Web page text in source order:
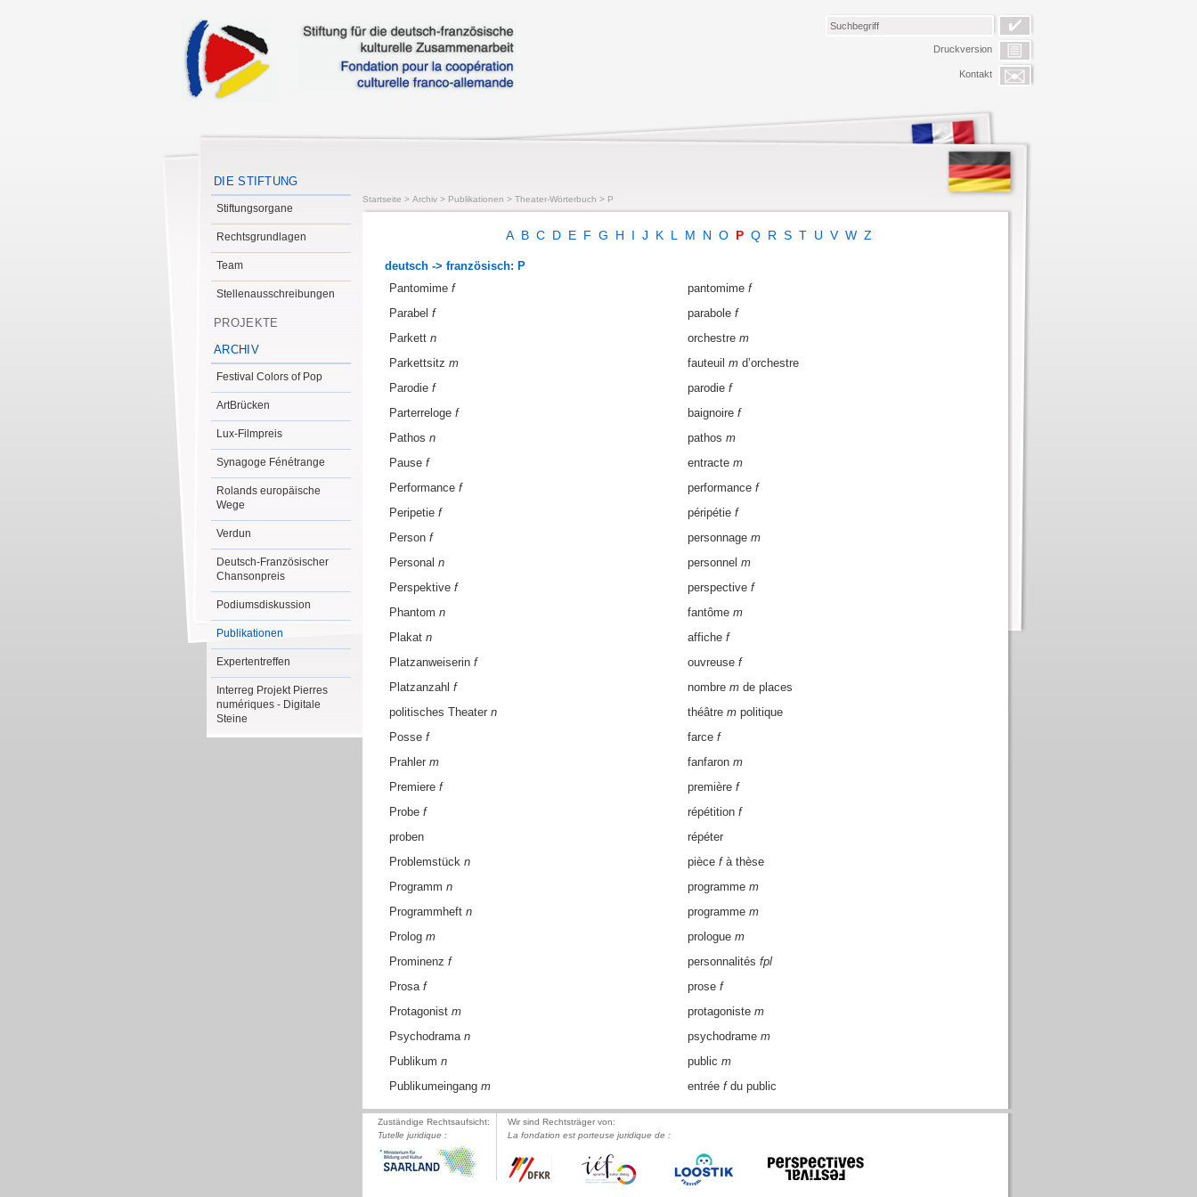
Druckversion
Kontakt
DIE STIFTUNG
Stiftungsorgane
Rechtsgrundlagen
Team
Stellenausschreibungen
PROJEKTE
ARCHIV
Festival Colors of Pop
ArtBrücken
Lux-Filmpreis
Synagoge Fénétrange
Rolands europäische
Wege
Verdun
Deutsch-Französischer
Chansonpreis
Podiumsdiskussion
Publikationen
Expertentreffen
Interreg Projekt Pierres
numériques - Digitale
Steine
Startseite > Archiv > Publikationen > Theater-Wörterbuch > P
A B C D E F G H I J K L M N O P Q R S T U V W Z
deutsch -> französisch: P
Pantomime f pantomime f
Parabel f parabole f
Parkett n orchestre m
Parkettsitz m fauteuil m d’orchestre
Parodie f parodie f
Parterreloge f baignoire f
Pathos n pathos m
Pause f entracte m
Performance f performance f
Peripetie f péripétie f
Person f personnage m
Personal n personnel m
Perspektive f perspective f
Phantom n fantôme m
Plakat n affiche f
Platzanweiserin f ouvreuse f
Platzanzahl f nombre m de places
politisches Theater n théâtre m politique
Posse f farce f
Prahler m fanfaron m
Premiere f première f
Probe f répétition f
proben
répéter
Problemstück n pièce fà thèse
Programm n programme m
Programmheft n programme m
Prolog m prologue m
Prominenz f personnalités fpl
Prosa f prose f
Protagonist m protagoniste m
Psychodrama n psychodrame m
Publikum n public m
Publikumeingang m entrée fdu public
Zuständige Rechtsaufsicht:
Tutelle juridique :
Wir sind Rechtsträger von:
La fondation est porteuse juridique de :